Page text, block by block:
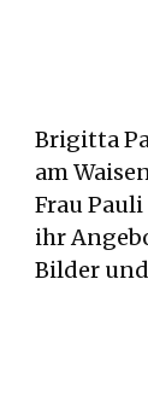
Brigitta
am
Frau
ihr
Bilder